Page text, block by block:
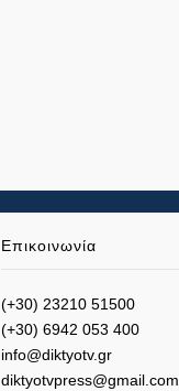
Επικοινωνία
(+30) 23210 51500
(+30) 6942 053 400
info@diktyotv.gr
diktyotvpress@gmail.com